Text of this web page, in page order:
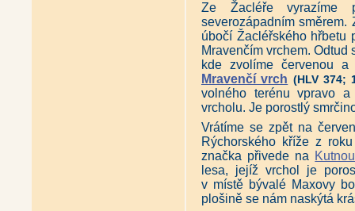
Ze Žacléře vyrazíme
severozápadním
úbočí Žacléřského hřbetu
Mravenčím vrchem. Odtud
kde zvolíme červenou
Mravenčí vrch (HLV 374;
volného terénu vpravo
vrcholu. Je porostlý
Vrátíme se zpět na
Rýchorského kříže z
značka přivede na Kutnou
lesa, jejíž vrchol je
v místě bývalé Maxovy
plošině se nám naskýtá